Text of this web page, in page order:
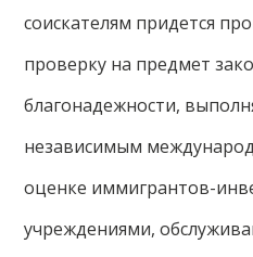
соискателям придется
проверку на предмет
благонадежности,
независимым
оценке иммигрантов-
учреждениями,